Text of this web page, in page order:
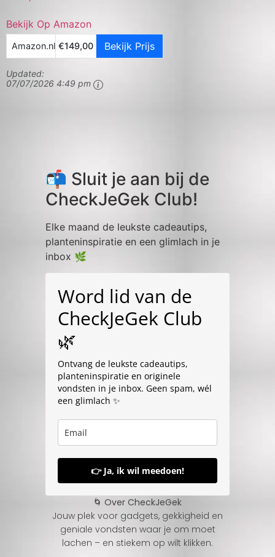
Bekijk Op Amazon
Amazon.nl €149,00 Bekijk Prijs
Updated:
07/07/2026 4:49 pm
📬 Sluit je aan bij de
CheckJeGek Club!
Elke maand de leukste cadeautips,
planteninspiratie en een glimlach in je
inbox 🌿
Word lid van de
CheckJeGek Club
🌿
Ontvang de leukste cadeautips,
planteninspiratie en originele
vondsten in je inbox. Geen spam, wél
een glimlach ✨
👉 Ja, ik wil meedoen!
🌀 Over CheckJeGek
Jouw plek voor gadgets, gekkigheid en
geniale vondsten waar je om moet
lachen – en stiekem op wilt klikken.